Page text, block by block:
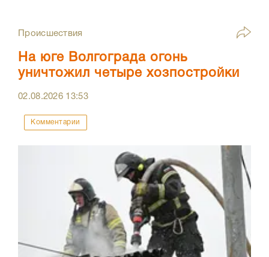
Происшествия
На юге Волгограда огонь
уничтожил четыре хозпостройки
02.08.2026 13:53
Комментарии